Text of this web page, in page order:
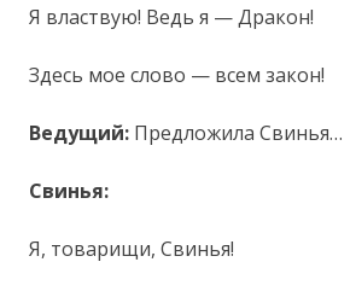
Я властвую! Ведь я — Дракон!
Здесь мое слово — всем закон!
Ведущий: Предложила Свинья…
Свинья:
Я, товарищи, Свинья!